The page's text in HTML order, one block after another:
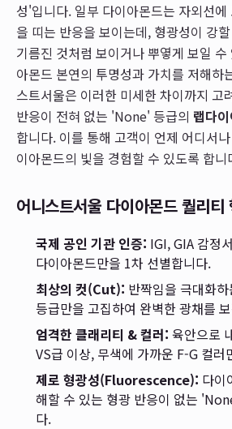
성'입니다. 일부 다이아몬드는 자외선에
을 띠는 반응을 보이는데, 형광성이 강
기름진 것처럼 보이거나 뿌옇게 보일
아몬드 본연의 투명성과 가치를 저해하
스트서울은 이러한 미세한 차이까지 고
반응이 전혀 없는 'None' 등급의 랩다
합니다. 이를 통해 고객이 언제 어디서
이아몬드의 빛을 경험할 수 있도록 합니
어니스트서울 다이아몬드 퀄리티
국제 공인 기관 인증: IGI, GIA 감정
다이아몬드만을 1차 선별합니다.
최상의 컷(Cut): 반짝임을 극대화
등급만을 고집하여 완벽한 광채를
엄격한 클래리티 & 컬러: 육안으로
VS급 이상, 무색에 가까운 F-G 컬러
제로 형광성(Fluorescence): 다이
해할 수 있는 형광 반응이 없는
다.